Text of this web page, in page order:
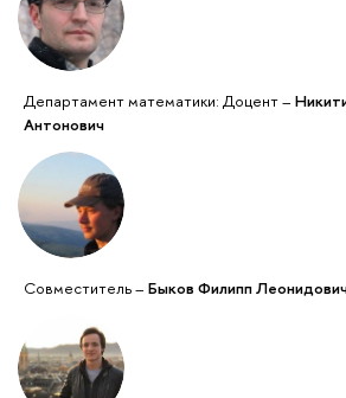
Департамент математики: Доцент –
Антонович
Совместитель – Быков Филипп